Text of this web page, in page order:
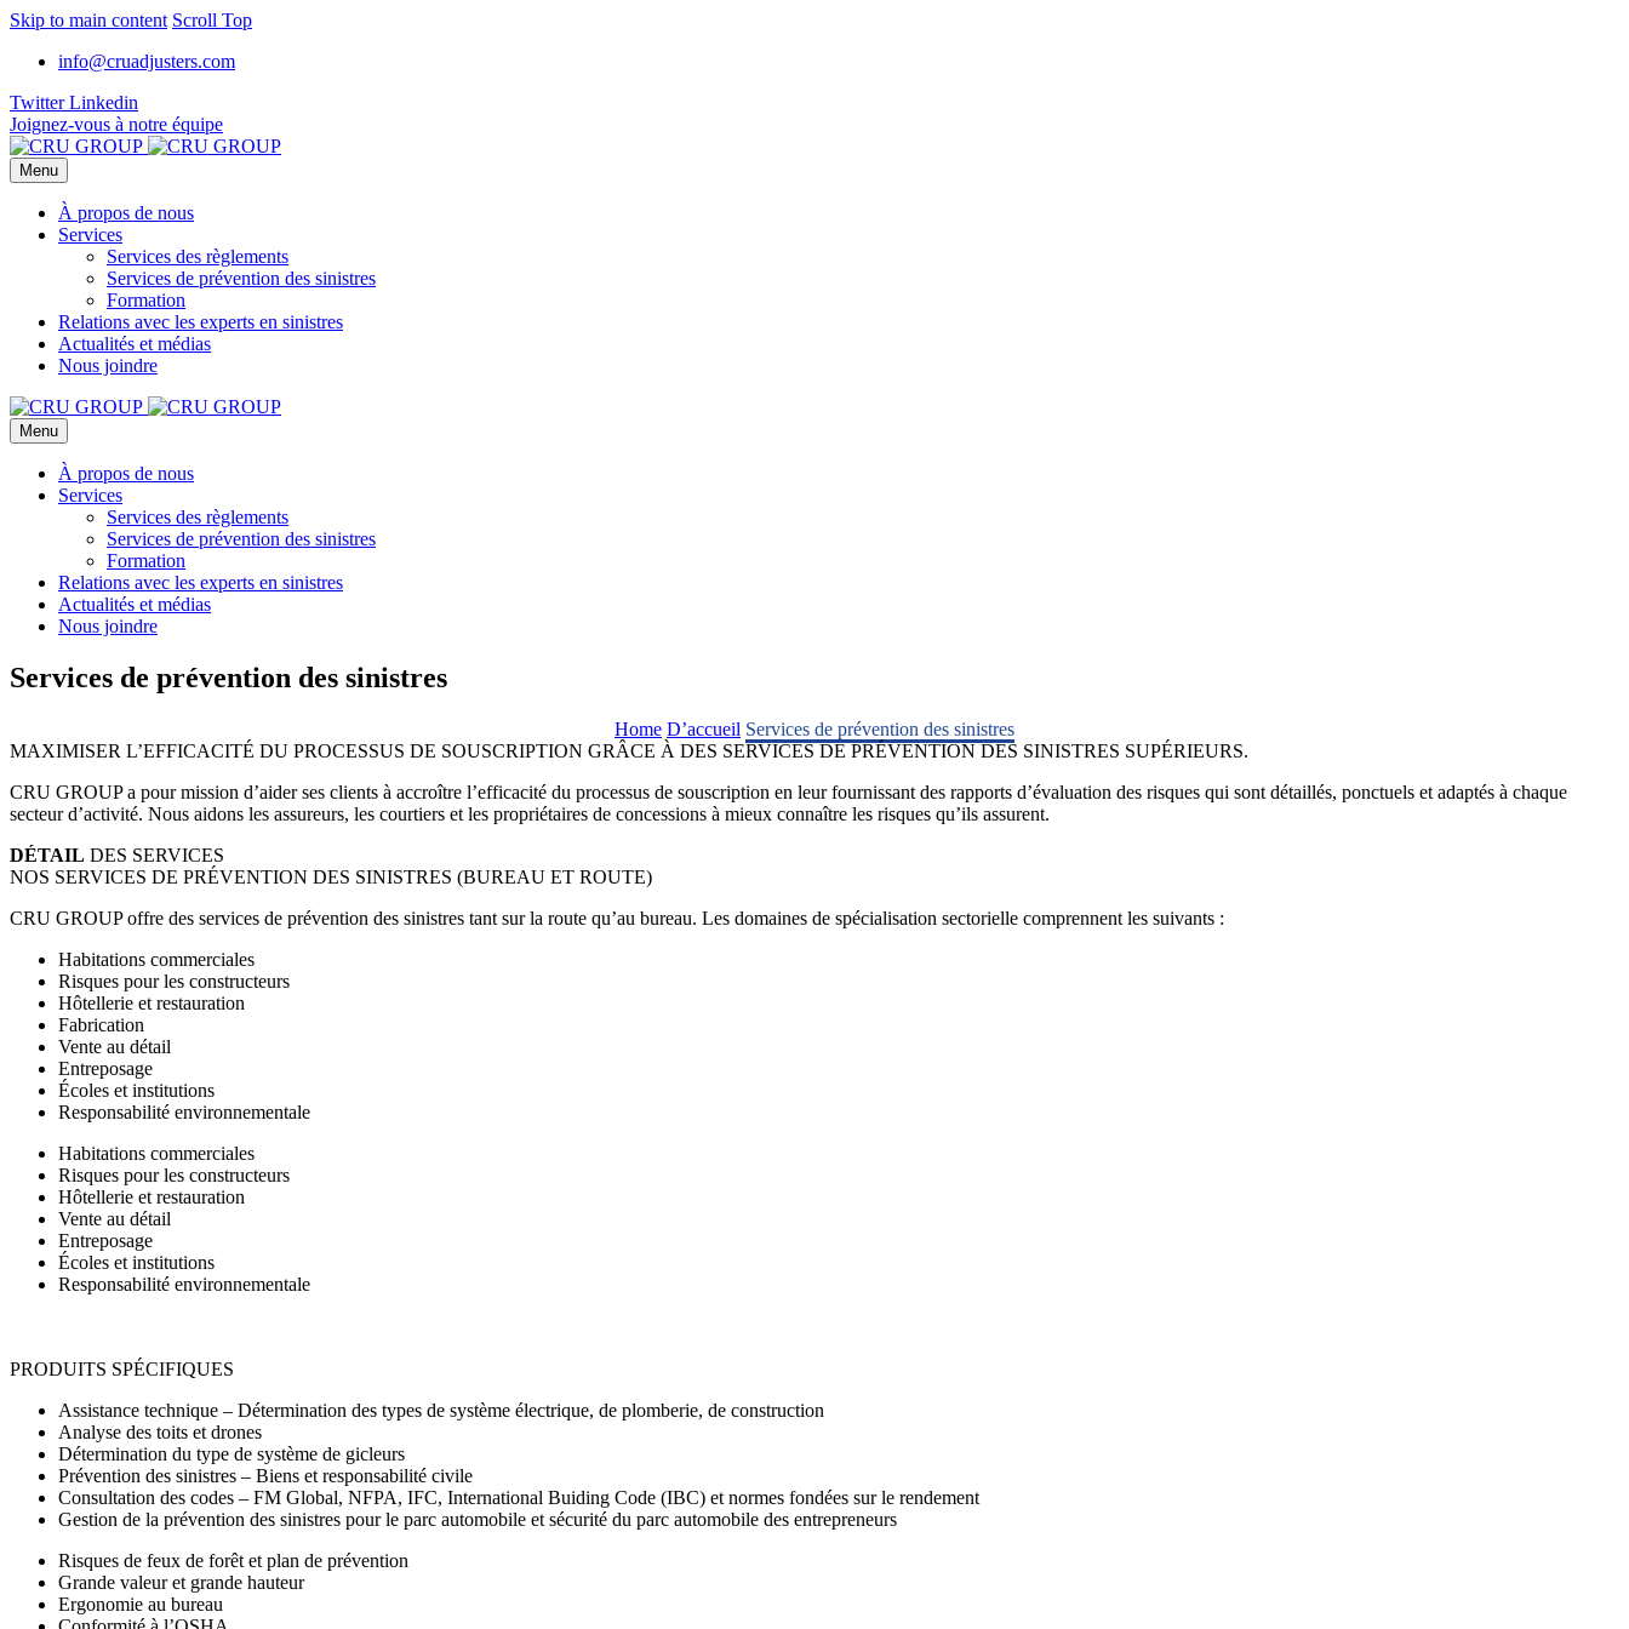
Skip to main content Scroll Top
info@cruadjusters.com
Twitter Linkedin
Joignez-vous à notre équipe
Menu
À propos de nous
Services
Services des règlements
Services de prévention des sinistres
Formation
Relations avec les experts en sinistres
Actualités et médias
Nous joindre
Menu
À propos de nous
Services
Services des règlements
Services de prévention des sinistres
Formation
Relations avec les experts en sinistres
Actualités et médias
Nous joindre
Services de prévention des sinistres
Home D’accueil Services de prévention des sinistres
MAXIMISER L’EFFICACITÉ DU PROCESSUS DE SOUSCRIPTION GRÂCE À DES SERVICES DE PRÉVENTION DES SINISTRES SUPÉRIEURS.
CRU GROUP a pour mission d’aider ses clients à accroître l’efficacité du processus de souscription en leur fournissant des rapports d’évaluation des risques qui sont détaillés, ponctuels et adaptés à chaque
secteur d’activité. Nous aidons les assureurs, les courtiers et les propriétaires de concessions à mieux connaître les risques qu’ils assurent.
DÉTAIL DES SERVICES
NOS SERVICES DE PRÉVENTION DES SINISTRES (BUREAU ET ROUTE)
CRU GROUP offre des services de prévention des sinistres tant sur la route qu’au bureau. Les domaines de spécialisation sectorielle comprennent les suivants :
Habitations commerciales
Risques pour les constructeurs
Hôtellerie et restauration
Fabrication
Vente au détail
Entreposage
Écoles et institutions
Responsabilité environnementale
Habitations commerciales
Risques pour les constructeurs
Hôtellerie et restauration
Vente au détail
Entreposage
Écoles et institutions
Responsabilité environnementale
PRODUITS SPÉCIFIQUES
Assistance technique – Détermination des types de système électrique, de plomberie, de construction
Analyse des toits et drones
Détermination du type de système de gicleurs
Prévention des sinistres – Biens et responsabilité civile
Consultation des codes – FM Global, NFPA, IFC, International Buiding Code (IBC) et normes fondées sur le rendement
Gestion de la prévention des sinistres pour le parc automobile et sécurité du parc automobile des entrepreneurs
Risques de feux de forêt et plan de prévention
Grande valeur et grande hauteur
Ergonomie au bureau